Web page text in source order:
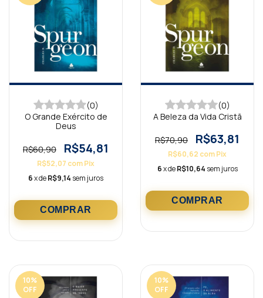
(0)
O Grande Exército de
Deus
R$60,90 R$54,81
R$52,07 comPix
6x deR$9,14 sem juros
(0)
A Beleza da Vida Cristã
R$70,90 R$63,81
R$60,62 comPix
6x deR$10,64 sem juros
10%
OFF
10%
OFF